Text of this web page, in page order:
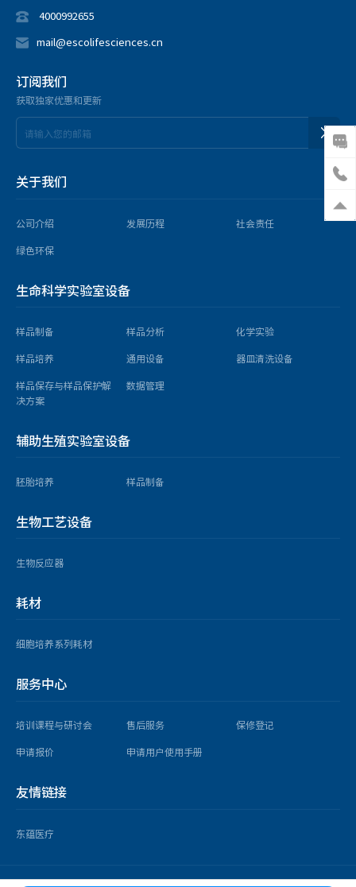
4000992655
mail@escolifesciences.cn
订阅我们
获取独家优惠和更新
关于我们
公司介绍 发展历程
社会责任
绿色环保
生命科学实验室设备
样品制备 样品分析
化学实验
样品培养
通用设备
器皿清洗设备
样品保存与样品保护解
决方案
数据管理
辅助生殖实验室设备
胚胎培养 样品制备
生物工艺设备
生物反应器
耗材
细胞培养系列耗材
服务中心
培训课程与研讨会 售后服务
保修登记
申请报价
申请用户使用手册
友情链接
东蕴医疗